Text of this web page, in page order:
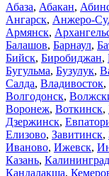
Абаза, Абакан,
Ангарск, Анжеро-
Армянск,
Балашов, Барнаул,
Бийск, Биробиджан,
Бугульма, Бузулук,
Салда, Владивосток,
Волгодонск,
Воронеж, Воткинск,
Дзержинск,
Елизово, Завитинск,
Иваново, Ижевск,
Казань, Калининград
Кандалакша,